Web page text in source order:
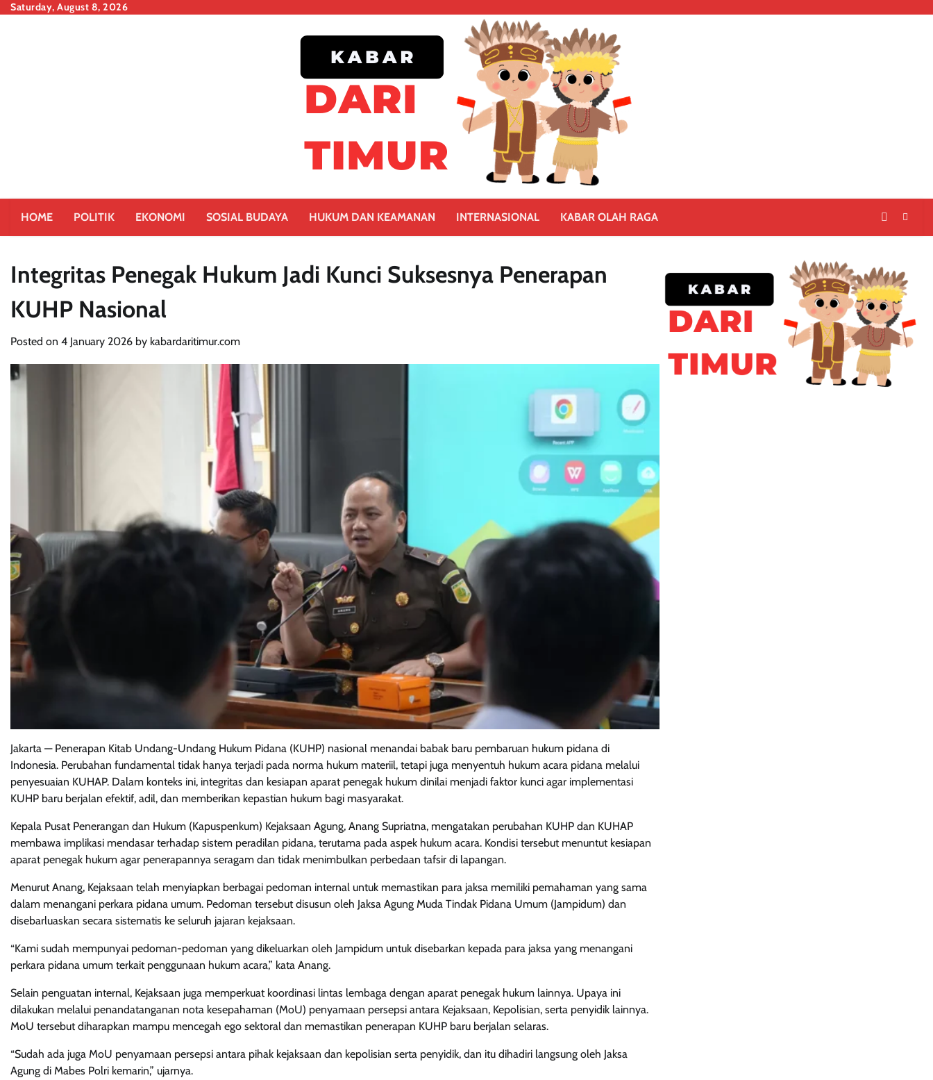
SkipSaturday, August 8, 2026
HOME POLITIK EKONOMI SOSIAL BUDAYA HUKUM DAN KEAMANAN INTERNASIONAL KABAR OLAH RAGA
Integritas Penegak Hukum Jadi Kunci Suksesnya Penerapan
KUHP Nasional
Posted on 4 January 2026 by kabardaritimur.com
Jakarta — Penerapan Kitab Undang-Undang Hukum Pidana (KUHP) nasional menandai babak baru pembaruan hukum pidana di
Indonesia. Perubahan fundamental tidak hanya terjadi pada norma hukum materiil, tetapi juga menyentuh hukum acara pidana melalui
penyesuaian KUHAP. Dalam konteks ini, integritas dan kesiapan aparat penegak hukum dinilai menjadi faktor kunci agar implementasi
KUHP baru berjalan efektif, adil, dan memberikan kepastian hukum bagi masyarakat.
Kepala Pusat Penerangan dan Hukum (Kapuspenkum) Kejaksaan Agung, Anang Supriatna, mengatakan perubahan KUHP dan KUHAP
membawa implikasi mendasar terhadap sistem peradilan pidana, terutama pada aspek hukum acara. Kondisi tersebut menuntut kesiapan
aparat penegak hukum agar penerapannya seragam dan tidak menimbulkan perbedaan tafsir di lapangan.
Menurut Anang, Kejaksaan telah menyiapkan berbagai pedoman internal untuk memastikan para jaksa memiliki pemahaman yang sama
dalam menangani perkara pidana umum. Pedoman tersebut disusun oleh Jaksa Agung Muda Tindak Pidana Umum (Jampidum) dan
disebarluaskan secara sistematis ke seluruh jajaran kejaksaan.
“Kami sudah mempunyai pedoman-pedoman yang dikeluarkan oleh Jampidum untuk disebarkan kepada para jaksa yang menangani
perkara pidana umum terkait penggunaan hukum acara,” kata Anang.
Selain penguatan internal, Kejaksaan juga memperkuat koordinasi lintas lembaga dengan aparat penegak hukum lainnya. Upaya ini
dilakukan melalui penandatanganan nota kesepahaman (MoU) penyamaan persepsi antara Kejaksaan, Kepolisian, serta penyidik lainnya.
MoU tersebut diharapkan mampu mencegah ego sektoral dan memastikan penerapan KUHP baru berjalan selaras.
“Sudah ada juga MoU penyamaan persepsi antara pihak kejaksaan dan kepolisian serta penyidik, dan itu dihadiri langsung oleh Jaksa
Agung di Mabes Polri kemarin,” ujarnya.